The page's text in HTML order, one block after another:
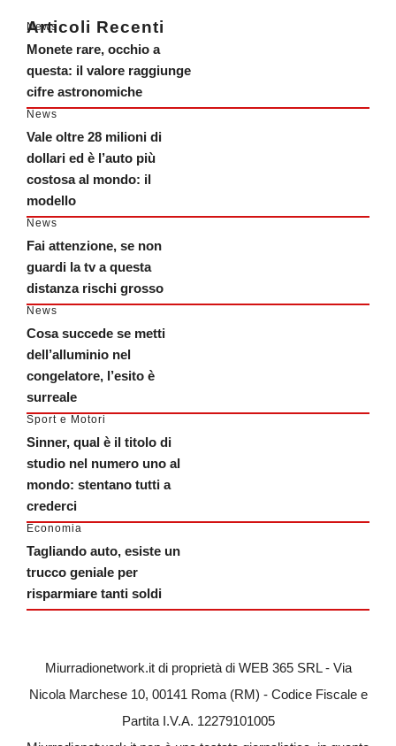
Articoli Recenti
News
Monete rare, occhio a
questa: il valore raggiunge
cifre astronomiche
News
Vale oltre 28 milioni di
dollari ed è l’auto più
costosa al mondo: il
modello
News
Fai attenzione, se non
guardi la tv a questa
distanza rischi grosso
News
Cosa succede se metti
dell’alluminio nel
congelatore, l’esito è
surreale
Sport e Motori
Sinner, qual è il titolo di
studio nel numero uno al
mondo: stentano tutti a
crederci
Economia
Tagliando auto, esiste un
trucco geniale per
risparmiare tanti soldi
Miurradionetwork.it di proprietà di WEB 365 SRL - Via
Nicola Marchese 10, 00141 Roma (RM) - Codice Fiscale e
Partita I.V.A. 12279101005